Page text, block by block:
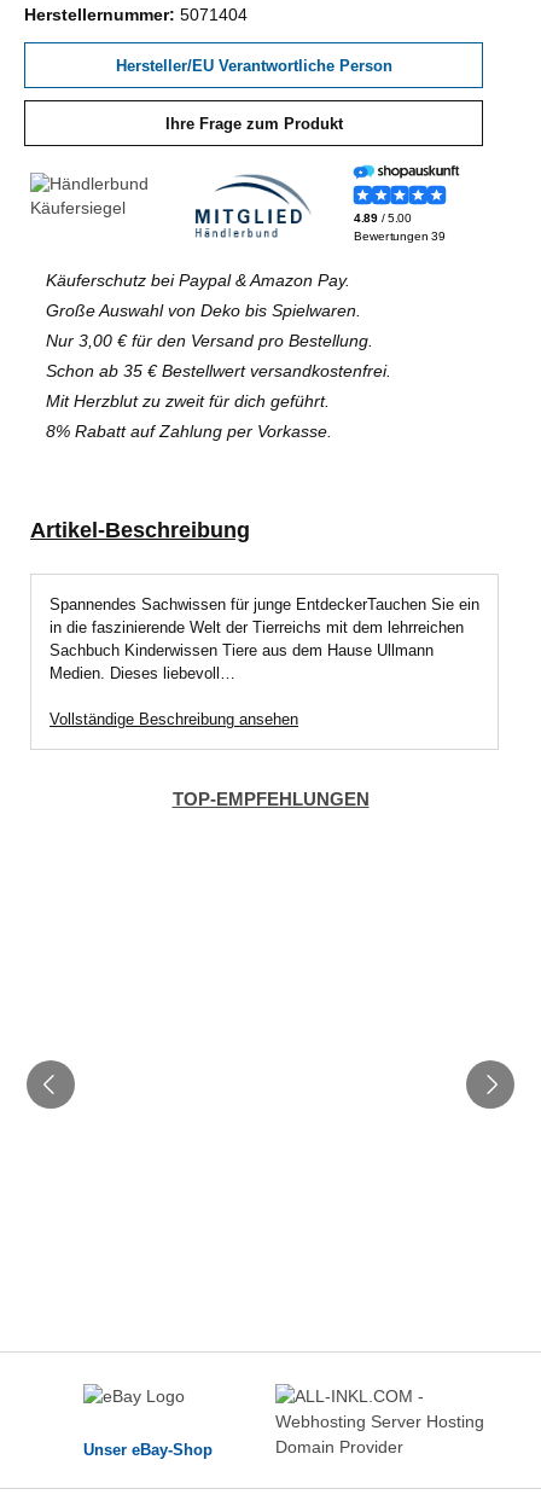
Herstellernummer: 5071404
Hersteller/EU Verantwortliche Person
Ihre Frage zum Produkt
Käuferschutz bei Paypal & Amazon Pay.
Große Auswahl von Deko bis Spielwaren.
Nur 3,00 € für den Versand pro Bestellung.
Schon ab 35 € Bestellwert versandkostenfrei.
Mit Herzblut zu zweit für dich geführt.
8% Rabatt auf Zahlung per Vorkasse.
Artikel-Beschreibung
Spannendes Sachwissen für junge EntdeckerTauchen Sie ein
in die faszinierende Welt der Tierreichs mit dem lehrreichen
Sachbuch Kinderwissen Tiere aus dem Hause Ullmann
Medien. Dieses liebevoll…
Vollständige Beschreibung ansehen
TOP-EMPFEHLUNGEN
Unser eBay-Shop